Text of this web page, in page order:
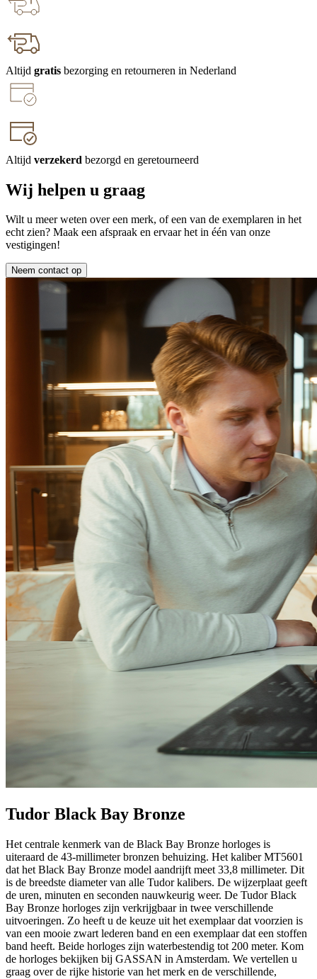
Altijd gratis bezorging en retourneren in Nederland
Altijd verzekerd bezorgd en geretourneerd
Wij helpen u graag
Wilt u meer weten over een merk, of een van de exemplaren in het
echt zien? Maak een afspraak en ervaar het in één van onze
vestigingen!
Neem contact op
Tudor Black Bay Bronze
Het centrale kenmerk van de Black Bay Bronze horloges is
uiteraard de 43-millimeter bronzen behuizing. Het kaliber MT5601
dat het Black Bay Bronze model aandrijft meet 33,8 millimeter. Dit
is de breedste diameter van alle Tudor kalibers. De wijzerplaat geeft
de uren, minuten en seconden nauwkeurig weer. De Tudor Black
Bay Bronze horloges zijn verkrijgbaar in twee verschillende
uitvoeringen. Zo heeft u de keuze uit het exemplaar dat voorzien is
van een mooie zwart lederen band en een exemplaar dat een stoffen
band heeft. Beide horloges zijn waterbestendig tot 200 meter. Kom
de horloges bekijken bij GASSAN in Amsterdam. We vertellen u
graag over de rijke historie van het merk en de verschillende,